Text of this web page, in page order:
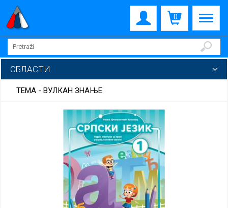
0
ОБЛАСТИ
ТЕМА - ВУЛКАН ЗНАЊЕ